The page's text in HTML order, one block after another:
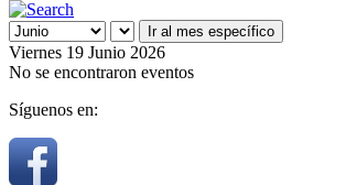
Ir al mes específico
Viernes 19 Junio 2026
No se encontraron eventos
Síguenos en: